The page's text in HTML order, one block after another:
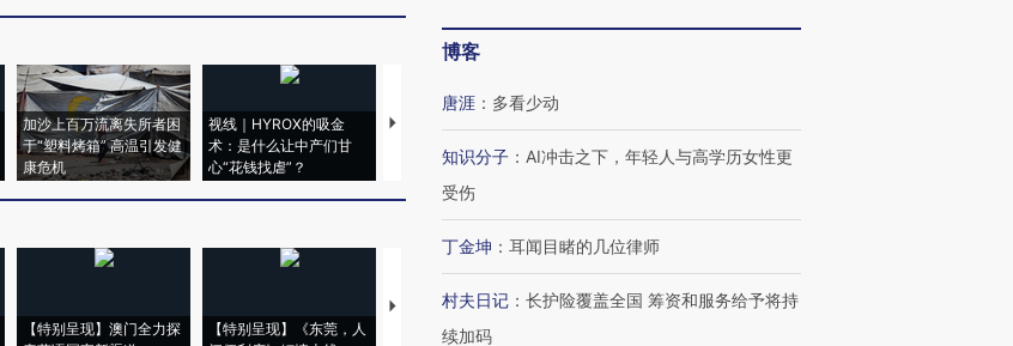
加沙上百万流离失所者困
于“塑料烤箱” 高温引发健
康危机
视线｜HYROX的吸金
术：是什么让中产们甘
心“花钱找虐”？
马航飞行员跨国走私7万
粒摇头丸 尿检体内含3种
度Z世代 用街头抗争将教
育部长拱下台
机”？难民潮撕裂西班牙
飞地休达
【特别呈现】澳门全力探
【特别呈现】《东莞，人
【推广】走进第四届链博
会，让数智科技“链”接产
【商旅对话】华住集团
博客
唐涯 ： 多看少动
知识分子 ： AI冲击之下，年轻人与高学历女性更
受伤
丁金坤 ： 耳闻目睹的几位律师
村夫日记 ： 长护险覆盖全国 筹资和服务给予将持
续加码